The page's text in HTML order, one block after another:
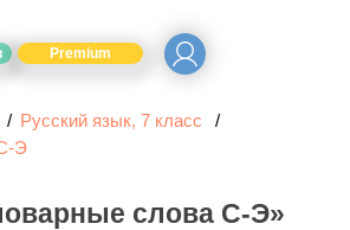
Premium
Русский язык, 7 класс
Э
слова С-Э»